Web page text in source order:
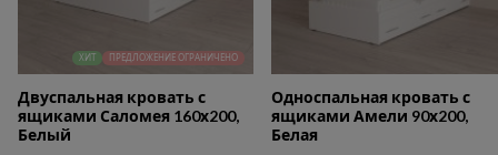
ХИТ ПРЕДЛОЖЕНИЕ ОГРАНИЧЕНО
Двуспальная кровать с
ящиками Саломея 160х200,
Белый
Односпальная кровать с
ящиками Амели 90х200,
Белая